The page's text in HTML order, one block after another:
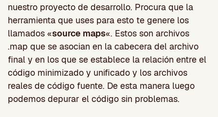
nuestro proyecto de desarrollo. Procura que la
herramienta que uses para esto te genere los
llamados «source maps«. Estos son archivos
.map que se asocian en la cabecera del archivo
final y en los que se establece la relación entre el
código minimizado y unificado y los archivos
reales de código fuente. De esta manera luego
podemos depurar el código sin problemas.